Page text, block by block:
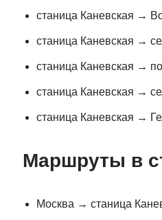
станица Каневская →
станица Каневская →
станица Каневская →
станица Каневская →
станица Каневская →
Маршруты в
Москва → станица